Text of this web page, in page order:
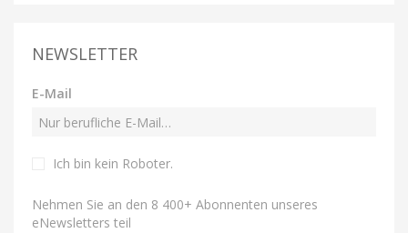
NEWSLETTER
E-Mail
Ich bin kein Roboter.
Nehmen Sie an den 8 400+ Abonnenten unseres
eNewsletters teil